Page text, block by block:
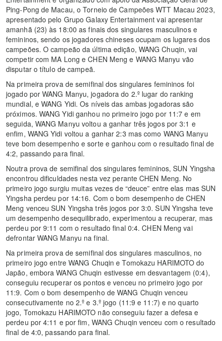
Ping-Pong de Macau, o Torneio de Campeões WTT Macau 2023,
apresentado pelo Grupo Galaxy Entertainment vai apresentar
amanhã (23) às 18:00 as finais dos singulares masculinos e
femininos, sendo os jogadores chineses ocupam os lugares dos
campeões. O campeão da última edição, WANG Chuqin, vai
competir com MA Long e CHEN Meng e WANG Manyu vão
disputar o título de campeã.
Na primeira prova de semifinal dos singulares femininos foi
jogado por WANG Manyu, jogadora do 2.º lugar do ranking
mundial, e WANG Yidi. Os níveis das ambas jogadoras são
próximos. WANG Yidi ganhou no primeiro jogo por 11:7 e em
seguida, WANG Manyu voltou a ganhar três jogos por 3:1 e
enfim, WANG Yidi voltou a ganhar 2:3 mas como WANG Manyu
teve bom desempenho e sorte e ganhou com o resultado final de
4:2, passando para final.
Noutra prova de semifinal dos singulares femininos, SUN Yingsha
encontrou dificuldades nesta vez perante CHEN Meng. No
primeiro jogo surgiu muitas vezes de “deuce” entre elas mas SUN
Yingsha perdeu por 14:16. Com o bom desempenho de CHEN
Meng venceu SUN Yingsha três jogos por 3:0. SUN Yingsha teve
um desempenho desequilibrado, experimentou a recuperar, mas
perdeu por 9:11 com o resultado final 0:4. CHEN Meng vai
defrontar WANG Manyu na final.
Na primeira prova de semifinal dos singulares masculinos, no
primeiro jogo entre WANG Chuqin e Tomokazu HARIMOTO do
Japão, embora WANG Chuqin estivesse em desvantagem (0:4),
conseguiu recuperar os pontos e venceu no primeiro jogo por
11:9. Com o bom desempenho de WANG Chuqin venceu
consecutivamente no 2.º e 3.º jogo (11:9 e 11:7) e no quarto
jogo, Tomokazu HARIMOTO não conseguiu fazer a defesa e
perdeu por 4:11 e por fim, WANG Chuqin venceu com o resultado
final de 4:0, passando para final.